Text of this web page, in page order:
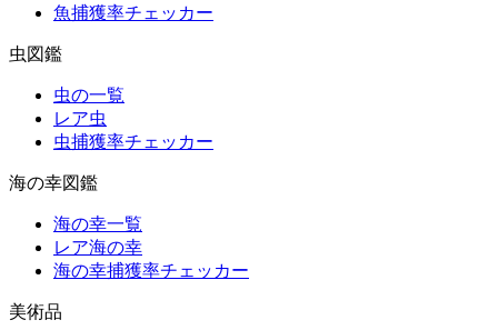
魚捕獲率チェッカー
虫図鑑
虫の一覧
レア虫
虫捕獲率チェッカー
海の幸図鑑
海の幸一覧
レア海の幸
海の幸捕獲率チェッカー
美術品